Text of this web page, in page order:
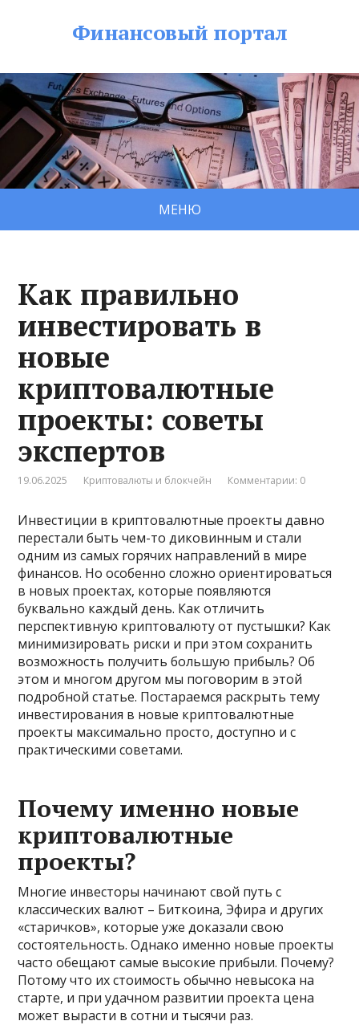
Финансовый портал
МЕНЮ
Как правильно
инвестировать в
новые
криптовалютные
проекты: советы
экспертов
19.06.2025 Криптовалюты и блокчейн Комментарии: 0
Инвестиции в криптовалютные проекты давно
перестали быть чем-то диковинным и стали
одним из самых горячих направлений в мире
финансов. Но особенно сложно ориентироваться
в новых проектах, которые появляются
буквально каждый день. Как отличить
перспективную криптовалюту от пустышки? Как
минимизировать риски и при этом сохранить
возможность получить большую прибыль? Об
этом и многом другом мы поговорим в этой
подробной статье. Постараемся раскрыть тему
инвестирования в новые криптовалютные
проекты максимально просто, доступно и с
практическими советами.
Почему именно новые
криптовалютные
проекты?
Многие инвесторы начинают свой путь с
классических валют – Биткоина, Эфира и других
«старичков», которые уже доказали свою
состоятельность. Однако именно новые проекты
часто обещают самые высокие прибыли. Почему?
Потому что их стоимость обычно невысока на
старте, и при удачном развитии проекта цена
может вырасти в сотни и тысячи раз.